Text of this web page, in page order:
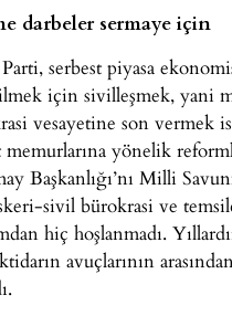
darbeler sermaye için
serbest piyasa
için sivilleşmek, yani
vesayetine son vermek
yönelik
Başkanlığı’nı Milli
sivil bürokrasi ve
hiç hoşlanmadı.
avuçlarının